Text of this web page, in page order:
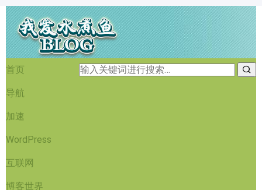
首页
导航
加速
WordPress
互联网
博客世界